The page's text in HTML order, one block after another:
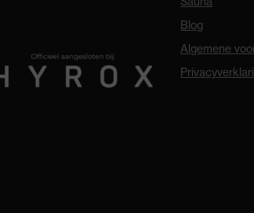
Blog
Algemene